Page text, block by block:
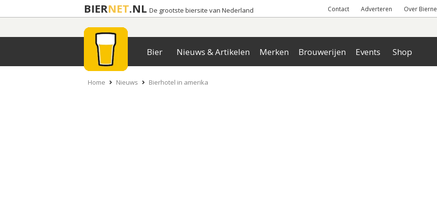
BIERNET.NL De grootste biersite van Nederland Contact Adverteren Over
Bier Nieuws & Artikelen Merken Brouwerijen Events Shop
Home Nieuws Bierhotel in amerika